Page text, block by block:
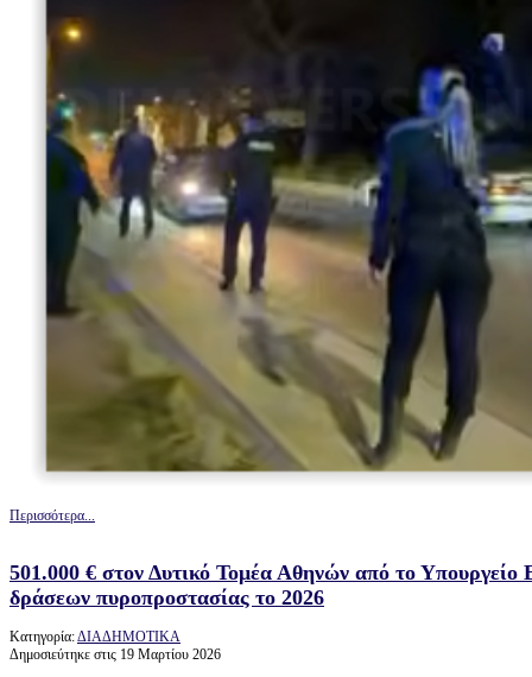
Περισσότερα...
501.000 € στον Δυτικό Τομέα Αθηνών από το Υπουργείο
δράσεων πυροπροστασίας το 2026
Κατηγορία:ΔΙΑΔΗΜΟΤΙΚΑ
Δημοσιεύτηκε στις 19 Μαρτίου 2026